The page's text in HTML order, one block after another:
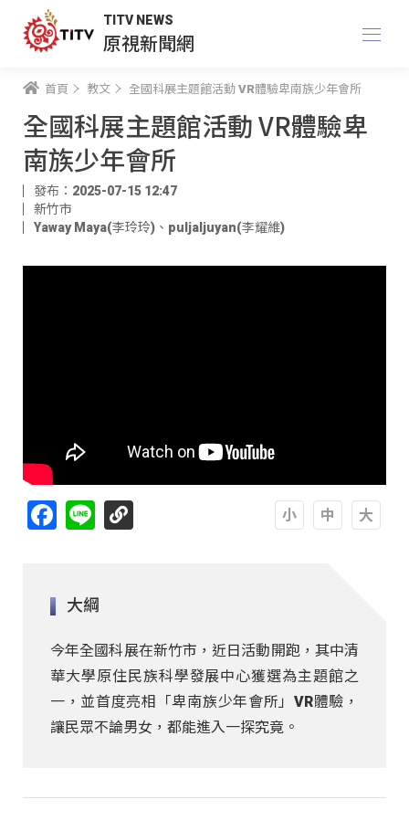
TITV NEWS
原視新聞網
首頁 教文 全國科展主題館活動 VR體驗卑南族少年會所
全國科展主題館活動 VR體驗卑
南族少年會所
發布：2025-07-15 12:47
新竹市
Yaway Maya(李玲玲) 、 puljaljuyan(李耀維)
Facebook
Line
大綱
今年全國科展在新竹市，近日活動開跑，其中清
華大學原住民族科學發展中心獲選為主題館之
一，並首度亮相「卑南族少年會所」VR體驗，
讓民眾不論男女，都能進入一探究竟。